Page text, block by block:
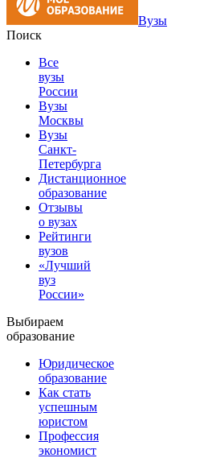
Вузы
Поиск
Все
вузы
России
Вузы
Москвы
Вузы
Санкт-
Петербурга
Дистанционное
образование
Отзывы
о вузах
Рейтинги
вузов
«Лучший
вуз
России»
Выбираем
образование
Юридическое
образование
Как стать
успешным
юристом
Профессия
экономист